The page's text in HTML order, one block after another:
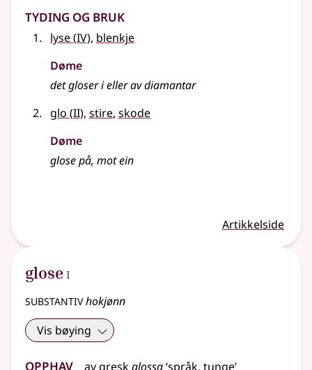
Tyding og bruk
lyse(4
IV), blenkje
Døme
det gloser i eller av diamantar
glo (2
II), stire, skode
Døme
glose på, mot ein
Artikkelside
glose 1
I
substantivhokjønn
Vis bøying
Opphav av greskglossa‘språk, tunge’